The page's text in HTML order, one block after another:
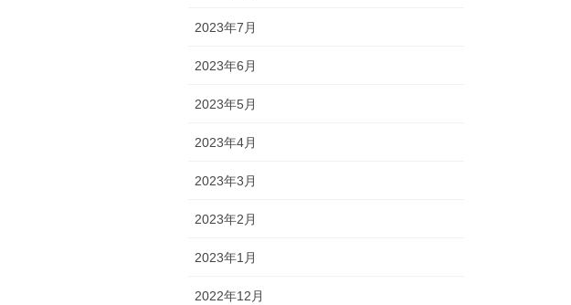
2023年7月
2023年6月
2023年5月
2023年4月
2023年3月
2023年2月
2023年1月
2022年12月